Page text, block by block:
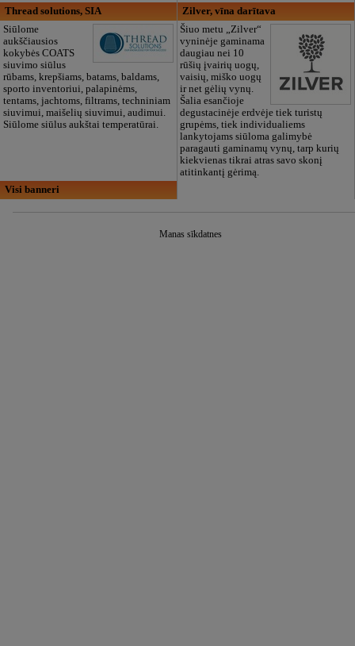
Thread solutions, SIA
Siūlome
aukščiausios
kokybės COATS
siuvimo siūlus
rūbams, krepšiams, batams, baldams,
sporto inventoriui, palapinėms,
tentams, jachtoms, filtrams, techniniam
siuvimui, maišelių siuvimui, audimui.
Siūlome siūlus aukštai temperatūrai.
Zilver, vīna darītava
Šiuo metu „Zilver“
vyninėje gaminama
daugiau nei 10
rūšių įvairių uogų,
vaisių, miško uogų
ir net gėlių vynų.
Šalia esančioje
degustacinėje erdvėje tiek turistų
grupėms, tiek individualiems
lankytojams siūloma galimybė
paragauti gaminamų vynų, tarp kurių
kiekvienas tikrai atras savo skonį
atitinkantį gėrimą.
Visi banneri
Manas sīkdatnes